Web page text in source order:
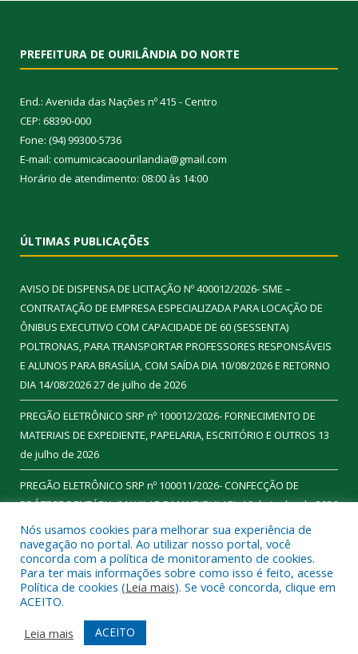
PREFEITURA DE OURILÂNDIA DO NORTE
End.: Avenida das Nações nº 415 - Centro
CEP: 68390-000
Fone: (94) 99300-5736
E-mail: comumicacaoourilandia@gmail.com
Horário de atendimento: 08:00 às 14:00
ÚLTIMAS PUBLICAÇÕES
AVISO DE DISPENSA DE LICITAÇÃO Nº 400012/2026- SME –
CONTRATAÇÃO DE EMPRESA ESPECIALIZADA PARA LOCAÇÃO DE
ÔNIBUS EXECUTIVO COM CAPACIDADE DE 60 (SESSENTA)
POLTRONAS, PARA TRANSPORTAR PROFESSORES RESPONSÁVEIS
E ALUNOS PARA BRASÍLIA, COM SAÍDA DIA 10/08/2026 E RETORNO
DIA 14/08/202627 de julho de 2026
PREGÃO ELETRÔNICO SRP nº 100012/2026- FORNECIMENTO DE
MATERIAIS DE EXPEDIENTE, PAPELARIA, ESCRITÓRIO E OUTROS 13
de julho de 2026
PREGÃO ELETRÔNICO SRP nº 100011/2026- CONFECÇÃO DE
PRÓTESE DENTÁRIA (MAXILAR E MANDIBULAR).16 de junho de 2026
Todos os direitos reservados a Prefeitura Municipal de
Ourilândia do Norte.
Mapa do Site
Acessar Área Administrativa
Acessar Webmail
Nós usamos cookies para melhorar sua experiência de
navegação no portal. Ao utilizar nosso portal, você
concorda com a política de monitoramento de cookies.
Para ter mais informações sobre como isso é feito, acesse
Política de cookies (Leia mais). Se você concorda, clique em
ACEITO.
Leia mais
ACEITO